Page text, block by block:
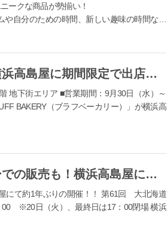
ークな商品が勢揃い！
自分のための時間、新しい趣味の時間など
トのある暮らしをお家で楽しめる」 ユニー
横浜・元町で人気の＜ブラフベーカリー＞が、横浜高島屋に期間限定で出店！！人気のキャロットケーキからミルクスティックまで約30種類が店頭に！！
地下街エリア ■営業期間：9月30日（水）～
BAKERY（ブラフベーカリー）」が横浜高
おうちで楽しむメニューが充実！ドライブスルーでの販売も！横浜高島屋にて約1年ぶりとなる「北海道物産展」を開催！！
にて約1年ぶりの開催！！ 第61回 大北海道
00 ※20日（火）、最終日は17：00閉場 横浜